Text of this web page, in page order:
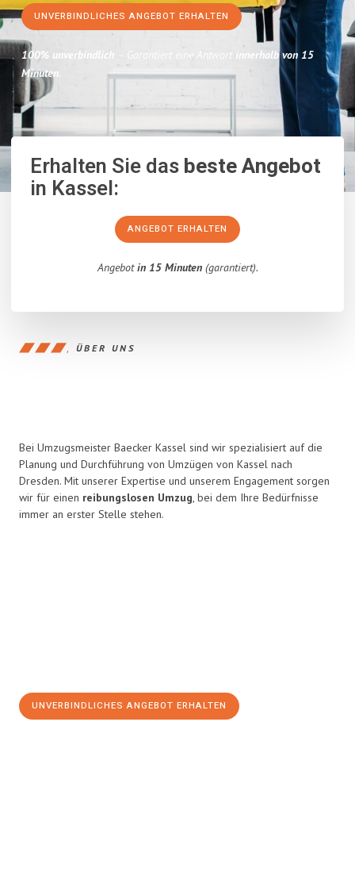
UNVERBINDLICHES ANGEBOT ERHALTEN
100% unverbindlich – Garantiert eine Antwort innerhalb von 15
Minuten.
Erhalten Sie dasbeste Angebot
in Kassel:
ANGEBOT ERHALTEN
Angebotin 15 Minuten(garantiert).
ÜBER UNS
Bei Umzugsmeister Baecker Kassel sind wir spezialisiert auf die
Planung und Durchführung von Umzügen von Kassel nach
Dresden. Mit unserer Expertise und unserem Engagement sorgen
wir für einen reibungslosen Umzug, bei dem Ihre Bedürfnisse
immer an erster Stelle stehen.
UNVERBINDLICHES ANGEBOT ERHALTEN